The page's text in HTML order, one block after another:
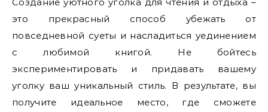
это прекрасный способ убежать от
повседневной суеты и насладиться уединением
с любимой книгой. Не бойтесь
экспериментировать и придавать вашему
уголку ваш уникальный стиль. В результате, вы
получите идеальное место, где сможете